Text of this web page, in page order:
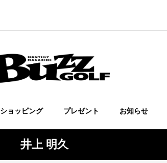
ショッピング プレゼント お知らせ
井上 明久